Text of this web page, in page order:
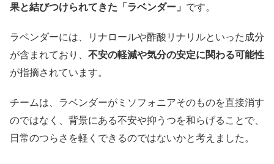
果と結びつけられてきた「ラベンダー」 です。
ラベンダーには、リナロールや酢酸リナリルといった成分
が含まれており、 不安の軽減や気分の安定に関わる可能性
が指摘されています。
チームは、ラベンダーがミソフォニアそのものを直接消す
のではなく、背景にある不安や抑うつを和らげることで、
日常のつらさを軽くできるのではないかと考えました。